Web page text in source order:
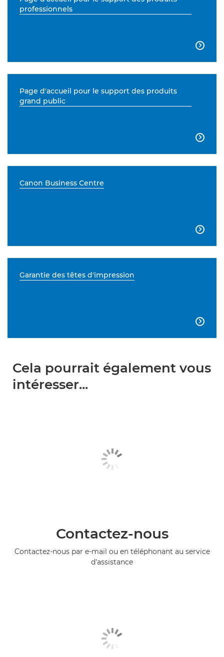
professionnels

Page d'accueil pour le support des produits
grand public

Canon Business Centre

Garantie des têtes d'impression

Cela pourrait également vous
intéresser...
Contactez-nous
Contactez-nous par e-mail ou en téléphonant au service
d'assistance